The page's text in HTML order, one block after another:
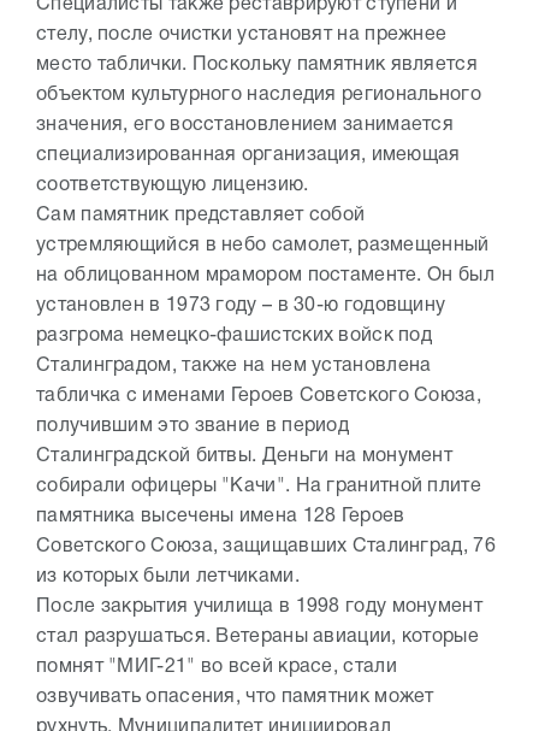
Специалисты также реставрируют ступени и
стелу, после очистки установят на прежнее
место таблички. Поскольку памятник является
объектом культурного наследия регионального
значения, его восстановлением занимается
специализированная организация, имеющая
соответствующую лицензию.
Сам памятник представляет собой
устремляющийся в небо самолет, размещенный
на облицованном мрамором постаменте. Он был
установлен в 1973 году – в 30-ю годовщину
разгрома немецко-фашистских войск под
Сталинградом, также на нем установлена
табличка с именами Героев Советского Союза,
получившим это звание в период
Сталинградской битвы. Деньги на монумент
собирали офицеры "Качи". На гранитной плите
памятника высечены имена 128 Героев
Советского Союза, защищавших Сталинград, 76
из которых были летчиками.
После закрытия училища в 1998 году монумент
стал разрушаться. Ветераны авиации, которые
помнят "МИГ-21" во всей красе, стали
озвучивать опасения, что памятник может